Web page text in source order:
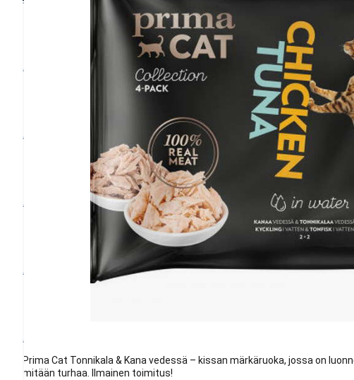
Prima Cat Tonnikala & Kana vedessä – kissan märkäruoka, jossa on
mitään turhaa. Ilmainen toimitus!